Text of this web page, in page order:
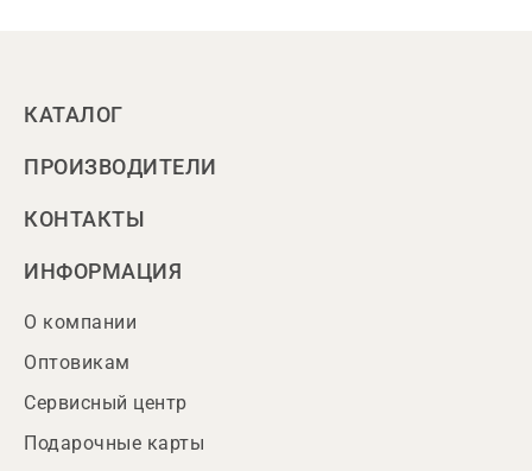
КАТАЛОГ
ПРОИЗВОДИТЕЛИ
КОНТАКТЫ
ИНФОРМАЦИЯ
О компании
Оптовикам
Сервисный центр
Подарочные карты